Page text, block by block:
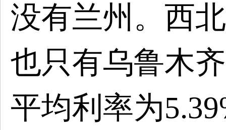
没有兰州。西
也只有乌鲁木
平均利率为